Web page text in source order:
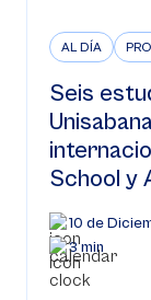
AL DÍA
Seis
School y
10 de
3 min